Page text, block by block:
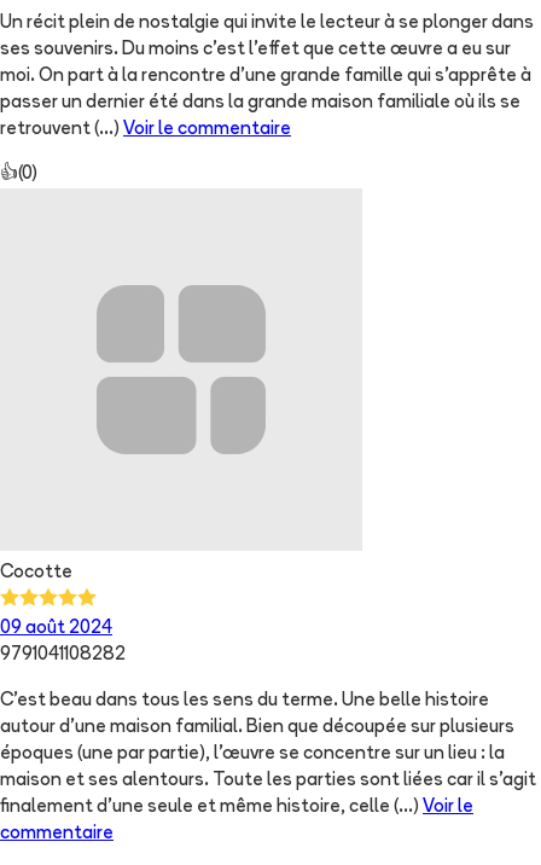
Un récit plein de nostalgie qui invite le lecteur à se plonger dans
ses souvenirs. Du moins c'est l'effet que cette œuvre a eu sur
moi. On part à la rencontre d'une grande famille qui s'apprête à
passer un dernier été dans la grande maison familiale où ils se
retrouvent (...) Voir le commentaire
👍(0)
Cocotte
09 août 2024
9791041108282
C'est beau dans tous les sens du terme. Une belle histoire
autour d'une maison familial. Bien que découpée sur plusieurs
époques (une par partie), l'œuvre se concentre sur un lieu : la
maison et ses alentours. Toute les parties sont liées car il s'agit
finalement d'une seule et même histoire, celle (...) Voir le
commentaire